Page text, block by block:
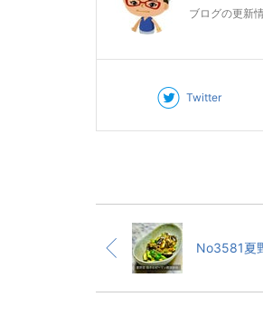
ブログの更新
Twitter